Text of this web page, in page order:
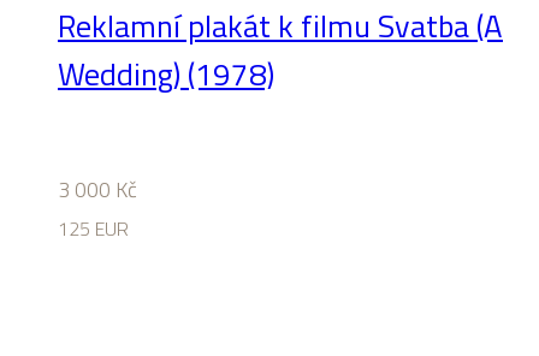
Reklamní plakát k filmu Svatba (A
Wedding) (1978)
3 000 Kč
125 EUR